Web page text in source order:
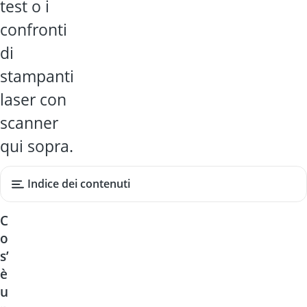
test o i
confronti
di
stampanti
laser con
scanner
qui sopra.
Indice dei contenuti
C
o
s’
è
u